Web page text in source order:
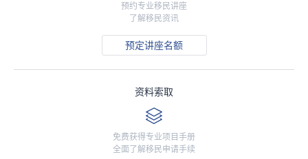
预约专业移民讲座
了解移民资讯
预定讲座名额
资料索取
免费获得专业项目手册
全面了解移民申请手续